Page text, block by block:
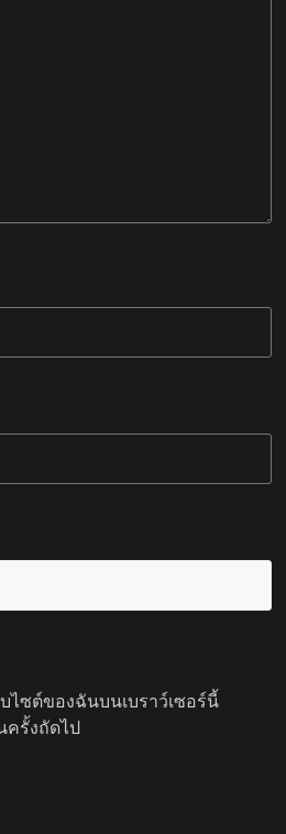
ไซต์ของฉันบนเบราว์เซอร์นี้
ครั้งถัดไป